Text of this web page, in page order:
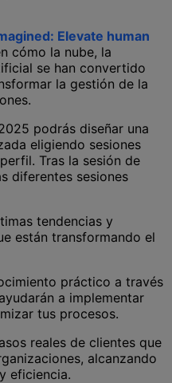
Elevate human
cómo la nube, la
se han convertido
la gestión de la
podrás diseñar una
eligiendo sesiones
Tras la sesión de
diferentes sesiones
tendencias y
están transformando el
práctico a través
a implementar
tus procesos.
reales de clientes que
alcanzando
eficiencia.